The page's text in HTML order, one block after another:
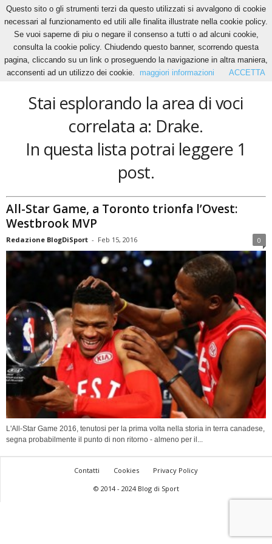
Home Tags Drake
Drake
Stai esplorando la area di voci
correlata a: Drake.
In questa lista potrai leggere 1
post.
All-Star Game, a Toronto trionfa l’Ovest:
Westbrook MVP
Redazione BlogDiSport - Feb 15, 2016 0
L'All-Star Game 2016, tenutosi per la prima volta nella storia in terra canadese,
segna probabilmente il punto di non ritorno - almeno per il...
Contatti Cookies
Privacy Policy
© 2014 - 2024 Blog di Sport
Questo sito o gli strumenti terzi da questo utilizzati si avvalgono di cookie
necessari al funzionamento ed utili alle finalita illustrate nella cookie policy.
Se vuoi saperne di piu o negare il consenso a tutti o ad alcuni cookie,
consulta la cookie policy. Chiudendo questo banner, scorrendo questa
pagina, cliccando su un link o proseguendo la navigazione in altra maniera,
acconsenti ad un utilizzo dei cookie.
maggiori informazioni ACCETTA